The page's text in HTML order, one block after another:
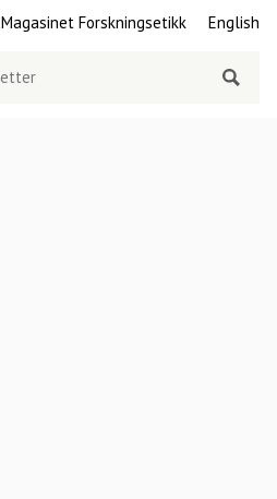
Magasinet Forskningsetikk English